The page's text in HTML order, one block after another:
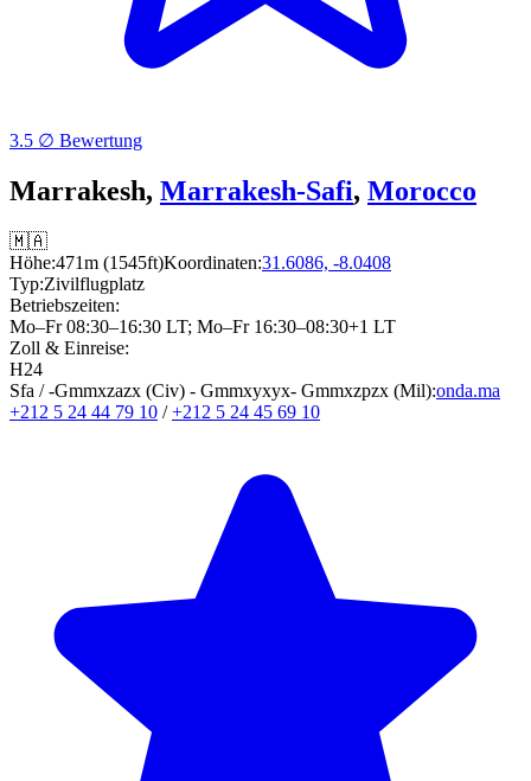
3.5 ∅ Bewertung
Marrakesh, Marrakesh-Safi, Morocco
🇲🇦
Höhe:471m (1545ft)Koordinaten:31.6086, -8.0408
Typ:Zivilflugplatz
Betriebszeiten:
Mo–Fr 08:30–16:30 LT; Mo–Fr 16:30–08:30+1 LT
Zoll & Einreise:
H24
Sfa / -Gmmxzazx (Civ) - Gmmxyxyx- Gmmxzpzx (Mil):onda.ma
+212 5 24 44 79 10 / +212 5 24 45 69 10